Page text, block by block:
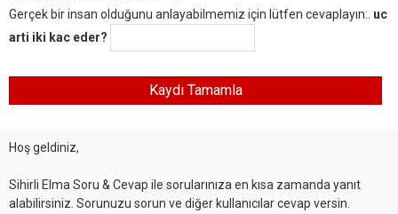
Gerçek bir insan olduğunu anlayabilmemiz için lütfen cevaplayın:. uc
arti iki kac eder?
Hoş geldiniz,
Sihirli Elma Soru & Cevap ile sorularınıza en kısa zamanda yanıt
alabilirsiniz. Sorunuzu sorun ve diğer kullanıcılar cevap versin.